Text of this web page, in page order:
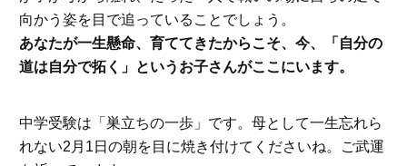
向かう姿を目で追っていることでしょう。
あなたが一生懸命、育ててきたからこそ、今、「自分の
道は自分で拓く」というお子さんがここにいます。
中学受験は「巣立ちの一歩」です。母として一生忘れら
れない2月1日の朝を目に焼き付けてくださいね。ご武運